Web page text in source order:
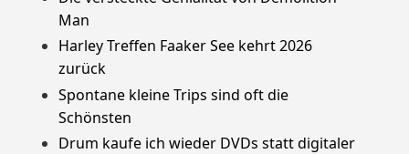
Man
Harley Treffen Faaker See kehrt 2026
zurück
Spontane kleine Trips sind oft die
Schönsten
Drum kaufe ich wieder DVDs statt digitaler